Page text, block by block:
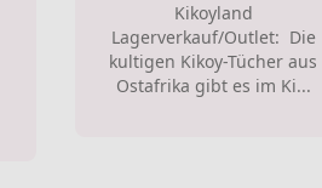
Kikoyland
Lagerverkauf/Outlet: Die
kultigen Kikoy-Tücher aus
Ostafrika gibt es im Ki...